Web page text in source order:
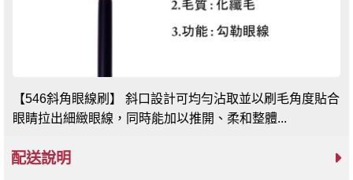
【546斜角眼線刷】 斜口設計可均勻沾取並以刷毛角度貼合
眼睛拉出細緻眼線，同時能加以推開、柔和整體...
配送說明